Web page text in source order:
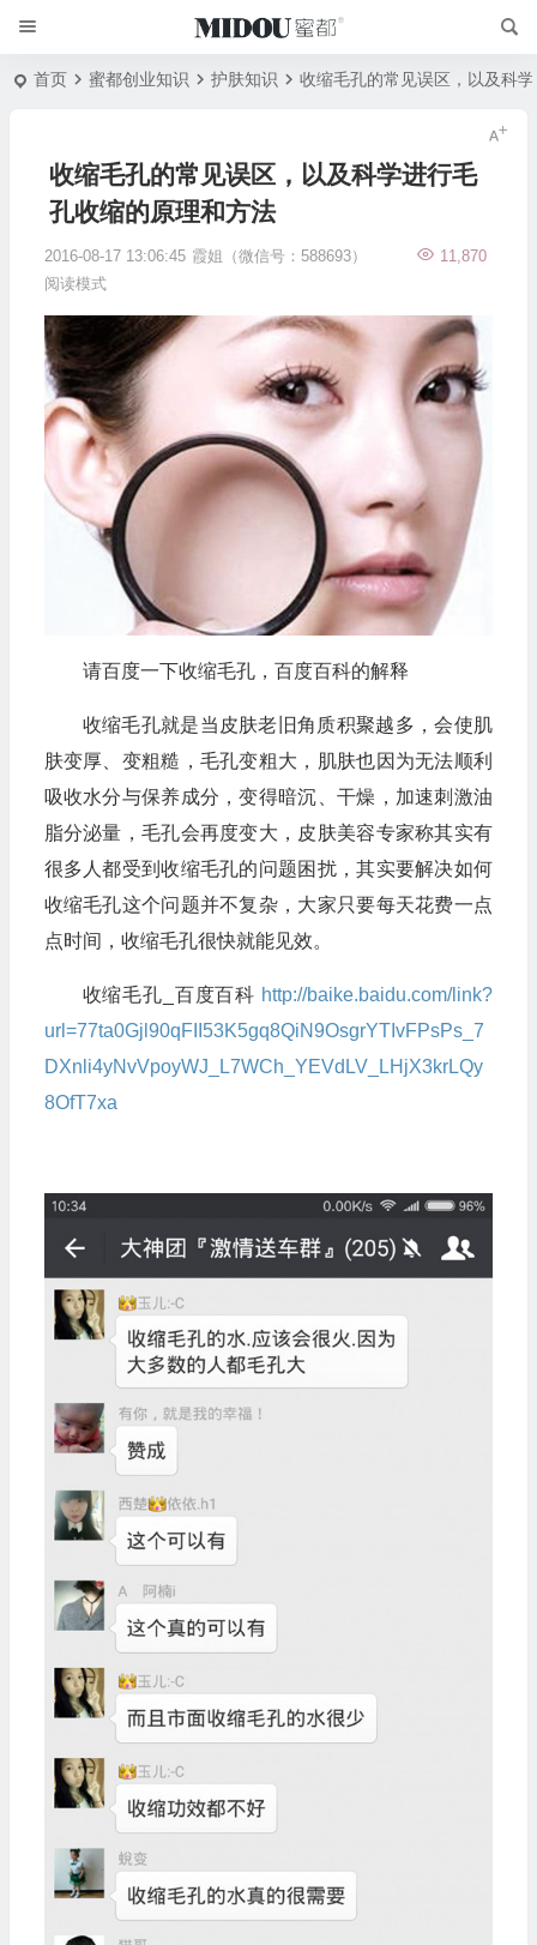
首页 蜜都创业知识 护肤知识 收缩毛孔的常见误区，以及科
收缩毛孔的常见误区，以及科学进行毛
孔收缩的原理和方法
2016-08-17 13:06:45 霞姐（微信号：588693）
11,870
阅读模式
请百度一下收缩毛孔，百度百科的解释
收缩毛孔就是当皮肤老旧角质积聚越多，会使肌
肤变厚、变粗糙，毛孔变粗大，肌肤也因为无法顺利
吸收水分与保养成分，变得暗沉、干燥，加速刺激油
脂分泌量，毛孔会再度变大，皮肤美容专家称其实有
很多人都受到收缩毛孔的问题困扰，其实要解决如何
收缩毛孔这个问题并不复杂，大家只要每天花费一点
点时间，收缩毛孔很快就能见效。
收缩毛孔_百度百科 http://baike.baidu.com/link?
url=77ta0Gjl90qFII53K5gq8QiN9OsgrYTIvFPsPs_7
DXnli4yNvVpoyWJ_L7WCh_YEVdLV_LHjX3krLQy
8OfT7xa